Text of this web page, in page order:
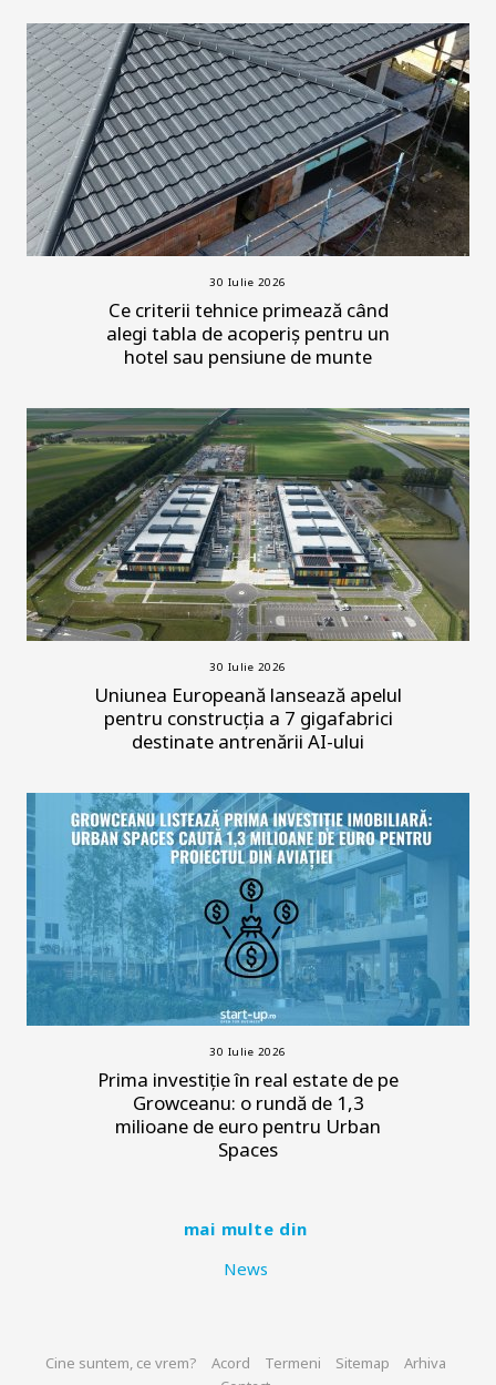
30 Iulie 2026
Ce criterii tehnice primează când
alegi tabla de acoperiș pentru un
hotel sau pensiune de munte
30 Iulie 2026
Uniunea Europeană lansează apelul
pentru construcția a 7 gigafabrici
destinate antrenării AI-ului
30 Iulie 2026
Prima investiție în real estate de pe
Growceanu: o rundă de 1,3
milioane de euro pentru Urban
Spaces
mai multe din
News
Cine suntem, ce vrem? Acord Termeni Sitemap
Arhiva